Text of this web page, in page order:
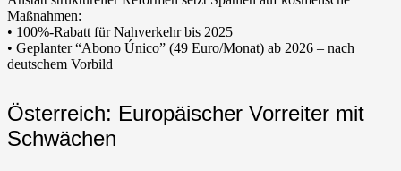
Maßnahmen:
• 100%-Rabatt für Nahverkehr bis 2025
• Geplanter “Abono Único” (49 Euro/Monat) ab 2026 – nach
deutschem Vorbild
Österreich: Europäischer Vorreiter mit
Schwächen